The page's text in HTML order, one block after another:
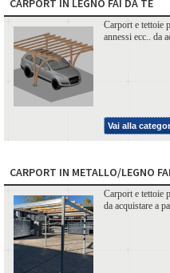
CARPORT IN LEGNO FAI DA TE
Carport e tettoie
annessi ecc.. da
Vai alla
CARPORT IN METALLO/LEGNO
Carport e tettoie
da acquistare a